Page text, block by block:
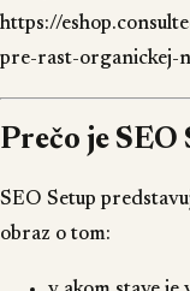
https://
pre-rast-organickej-
Prečo je
SEO Setup
obraz o tom: